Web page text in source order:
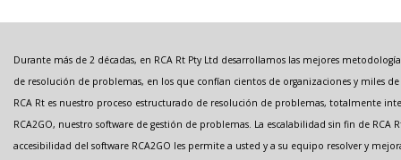
Durante más de 2 décadas, en RCA Rt Pty Ltd desarrollamos las mejores
de resolución de problemas, en los que confían cientos de organizaciones y miles de
RCA Rt es nuestro proceso estructurado de resolución de problemas, totalmente
RCA2GO, nuestro software de gestión de problemas. La escalabilidad sin fin de RCA
accesibilidad del software RCA2GO les permite a usted y a su equipo resolver y